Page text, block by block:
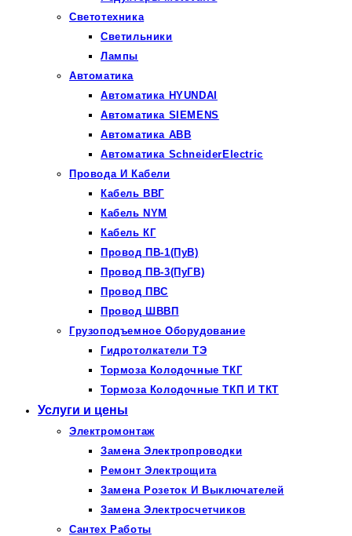
Светотехника
Светильники
Лампы
Автоматика
Автоматика HYUNDAI
Автоматика SIEMENS
Автоматика ABB
Автоматика SchneiderElectric
Провода И Кабели
Кабель ВВГ
Кабель NYM
Кабель КГ
Провод ПВ-1(ПуВ)
Провод ПВ-3(ПуГВ)
Провод ПВС
Провод ШВВП
Грузоподъемное Оборудование
Гидротолкатели ТЭ
Тормоза Колодочные ТКГ
Тормоза Колодочные ТКП И ТКТ
Услуги и цены
Электромонтаж
Замена Электропроводки
Ремонт Электрощита
Замена Розеток И Выключателей
Замена Электросчетчиков
Сантех Работы